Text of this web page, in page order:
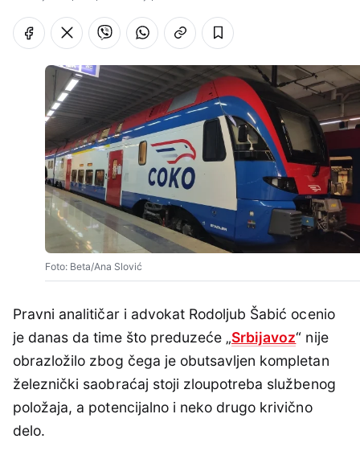
Foto: Beta/Ana Slović
Pravni analitičar i advokat Rodoljub Šabić ocenio
je danas da time što preduzeće „Srbijavoz“ nije
obrazložilo zbog čega je obutsavljen kompletan
železnički saobraćaj stoji zloupotreba službenog
položaja, a potencijalno i neko drugo krivično
delo.